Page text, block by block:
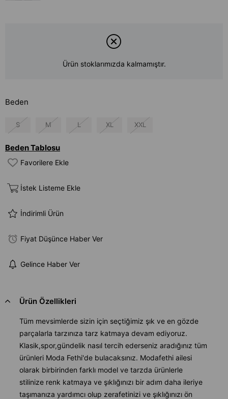
Ürün stoklarımızda kalmamıştır.
Beden
S M L XL XXL
Beden Tablosu
Favorilere Ekle
İstek Listeme Ekle
İndirimli Ürün
Fiyat Düşünce Haber Ver
Gelince Haber Ver
Ürün Özellikleri
Tüm mevsimlerde sizin için seçtiğimiz şık ve en gözde
parçalarla tarzınıza tarz katmaya devam ediyoruz.
Klasik,spor,gündelik nasıl tercih ederseniz aradığınız tüm
ürünleri Moda Fethi'de bulacaksınız. Modafethi ailesi
olarak birbirinden farklı model ve tarzda ürünlerle
stilinize renk katmaya ve şıklığınızı bir adım daha ileriye
taşımanıza yardımcı olup zerafetinizi ve şıklığınızı ön